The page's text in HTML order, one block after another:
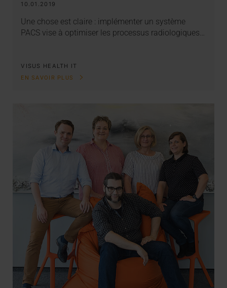
10.01.2019
Une chose est claire : implémenter un système
PACS vise à optimiser les processus radiologiques…
VISUS HEALTH IT
EN SAVOIR PLUS